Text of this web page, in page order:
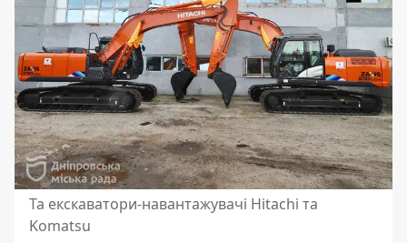
Та екскаватори-навантажувачі Hitachi та
Komatsu